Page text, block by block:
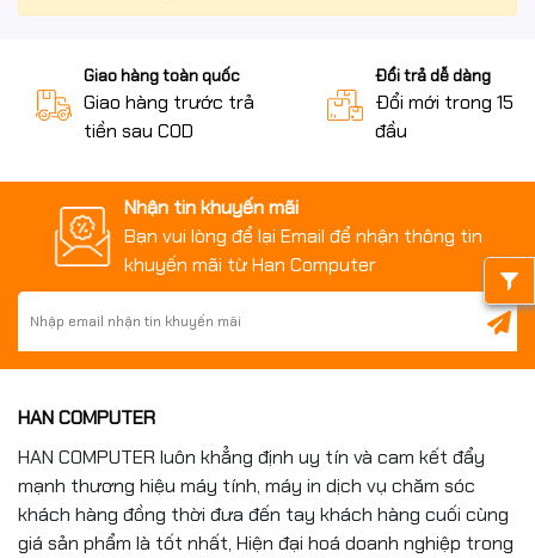
Giao hàng toàn quốc
Giao hàng trước trả
tiền sau COD
Đổi trả dễ dàng
Đổi mới trong 15
đầu
Nhận tin khuyến mãi
Bạn vui lòng để lại Email để nhận thông tin
khuyến mãi từ Han Computer
HAN COMPUTER
HAN COMPUTER luôn khẳng định uy tín và cam kết đẩy
mạnh thương hiệu máy tính, máy in dịch vụ chăm sóc
khách hàng đồng thời đưa đến tay khách hàng cuối cùng
giá sản phẩm là tốt nhất, Hiện đại hoá doanh nghiệp trong